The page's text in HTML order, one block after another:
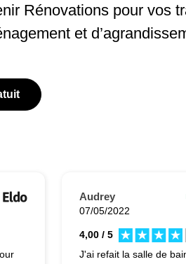
Rénovations pour vos
et
Audrey
07/05/2022
4,00 / 5
J'ai refait la salle de